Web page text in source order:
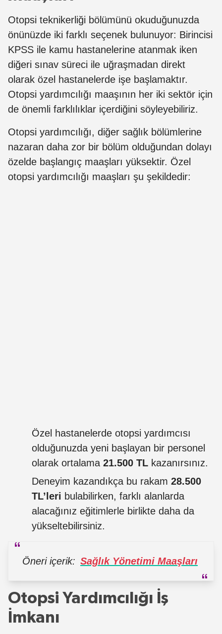
Otopsi teknikerliği bölümünü okuduğunuzda
önünüzde iki farklı seçenek bulunuyor: Birincisi
KPSS ile kamu hastanelerine atanmak iken
diğeri sınav süreci ile uğraşmadan direkt
olarak özel hastanelerde işe başlamaktır.
Otopsi yardımcılığı maaşının her iki sektör için
de önemli farklılıklar içerdiğini söyleyebiliriz.
Otopsi yardımcılığı, diğer sağlık bölümlerine
nazaran daha zor bir bölüm olduğundan dolayı
özelde başlangıç maaşları yüksektir. Özel
otopsi yardımcılığı maaşları şu şekildedir:
Özel hastanelerde otopsi yardımcısı
olduğunuzda yeni başlayan bir personel
olarak ortalama 21.500 TL kazanırsınız.
Deneyim kazandıkça bu rakam 28.500
TL’leri bulabilirken, farklı alanlarda
alacağınız eğitimlerle birlikte daha da
yükseltebilirsiniz.
Öneri içerik: Sağlık Yönetimi Maaşları
Otopsi Yardımcılığı İş
İmkanı